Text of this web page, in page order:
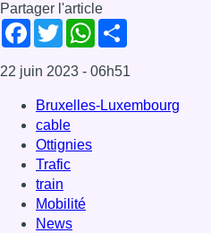
Partager l'article
Facebook
TwitterWhatsApp
22 juin 2023 - 06h51
Bruxelles-Luxembourg
cable
Ottignies
Trafic
train
Mobilité
News